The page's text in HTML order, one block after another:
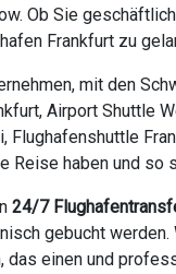
Ob Sie
Frankfurt zu
mit den
Airport Shuttle
Flughafenshuttle
Reise haben und
24/7
gebucht
das einen und